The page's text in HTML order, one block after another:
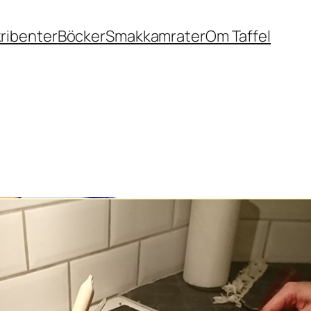
BöckerSmakkamraterOm Taffel